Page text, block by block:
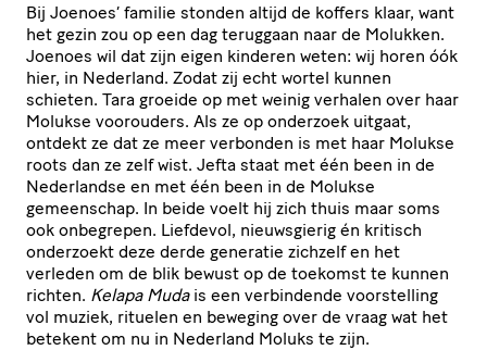
Bij Joenoes’ familie stonden altijd de koffers klaar, want
het gezin zou op een dag teruggaan naar de Molukken.
Joenoes wil dat zijn eigen kinderen weten: wij horen óók
hier, in Nederland. Zodat zij echt wortel kunnen
schieten. Tara groeide op met weinig verhalen over haar
Molukse voorouders. Als ze op onderzoek uitgaat,
ontdekt ze dat ze meer verbonden is met haar Molukse
roots dan ze zelf wist. Jefta staat met één been in de
Nederlandse en met één been in de Molukse
gemeenschap. In beide voelt hij zich thuis maar soms
ook onbegrepen. Liefdevol, nieuwsgierig én kritisch
onderzoekt deze derde generatie zichzelf en het
verleden om de blik bewust op de toekomst te kunnen
richten. Kelapa Muda is een verbindende voorstelling
vol muziek, rituelen en beweging over de vraag wat het
betekent om nu in Nederland Moluks te zijn.